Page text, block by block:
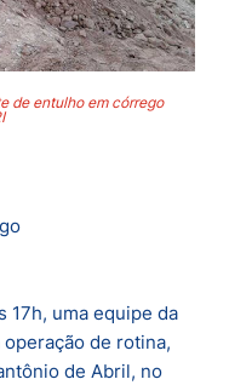
de entulho em córrego
17h, uma equipe da
de rotina,
de Abril, no